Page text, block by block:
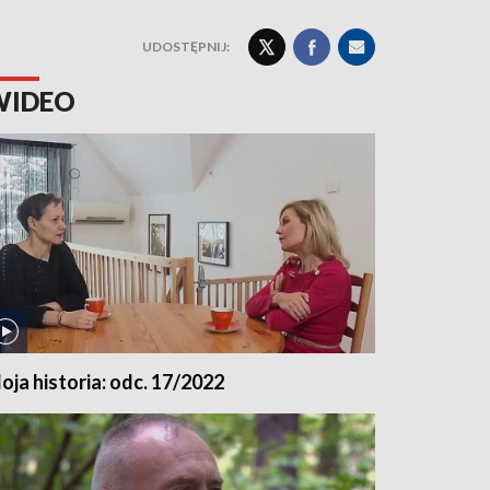
UDOSTĘPNIJ:
historia: odc. 17/2022